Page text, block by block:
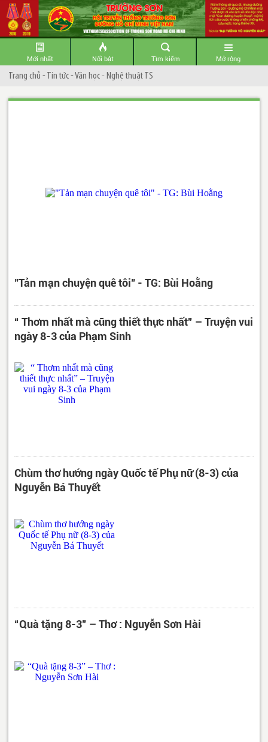
Mới nhất Nổi bật Tìm kiếm Mở rộng
Trang chủ -Tin tức-Văn học - Nghệ thuật TS
"Tản mạn chuyện quê tôi" - TG: Bùi Hoằng
“ Thơm nhất mà cũng thiết thực nhất” – Truyện vui
ngày 8-3 của Phạm Sinh
Chùm thơ hướng ngày Quốc tế Phụ nữ (8-3) của
Nguyễn Bá Thuyết
“Quà tặng 8-3” – Thơ : Nguyễn Sơn Hài